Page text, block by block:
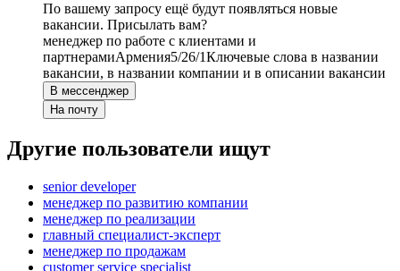
По вашему запросу ещё будут появляться новые
вакансии. Присылать вам?
менеджер по работе с клиентами и
партнерамиАрмения5/26/1Ключевые слова в названии
вакансии, в названии компании и в описании вакансии
В мессенджер
На почту
Другие пользователи ищут
senior developer
менеджер по развитию компании
менеджер по реализации
главный специалист-эксперт
менеджер по продажам
customer service specialist